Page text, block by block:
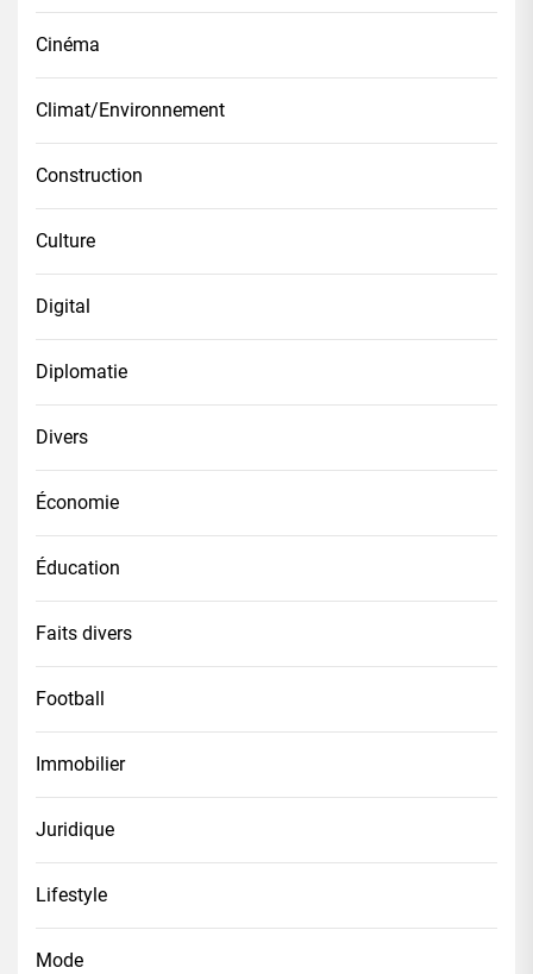
Cinéma
Climat/Environnement
Construction
Culture
Digital
Diplomatie
Divers
Économie
Éducation
Faits divers
Football
Immobilier
Juridique
Lifestyle
Mode